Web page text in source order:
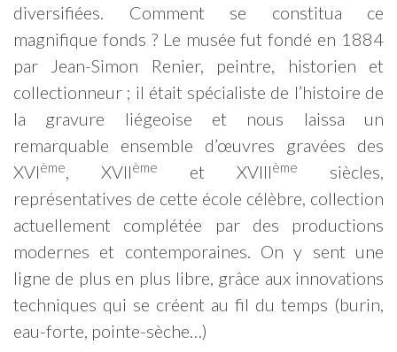
diversifiées. Comment se constitua ce
magnifique fonds ? Le musée fut fondé en 1884
par Jean-Simon Renier, peintre, historien et
collectionneur ; il était spécialiste de l’histoire de
la gravure liégeoise et nous laissa un
remarquable ensemble d’œuvres gravées des
XVIème, XVIIème et XVIIIème
siècles,
représentatives de cette école célèbre, collection
actuellement complétée par des productions
modernes et contemporaines. On y sent une
ligne de plus en plus libre, grâce aux innovations
techniques qui se créent au fil du temps (burin,
eau-forte, pointe-sèche…)